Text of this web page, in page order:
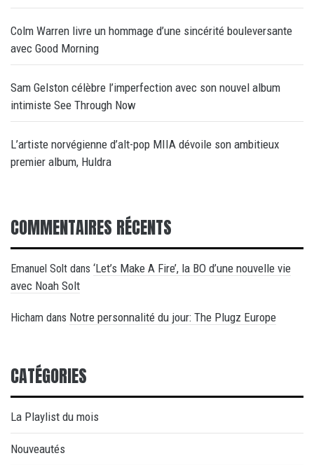
Colm Warren livre un hommage d’une sincérité bouleversante
avec Good Morning
Sam Gelston célèbre l’imperfection avec son nouvel album
intimiste See Through Now
L’artiste norvégienne d’alt-pop MIIA dévoile son ambitieux
premier album, Huldra
COMMENTAIRES RÉCENTS
Emanuel Solt dans ‘Let’s Make A Fire’, la BO d’une nouvelle vie
avec Noah Solt
Hicham dans Notre personnalité du jour: The Plugz Europe
CATÉGORIES
La Playlist du mois
Nouveautés